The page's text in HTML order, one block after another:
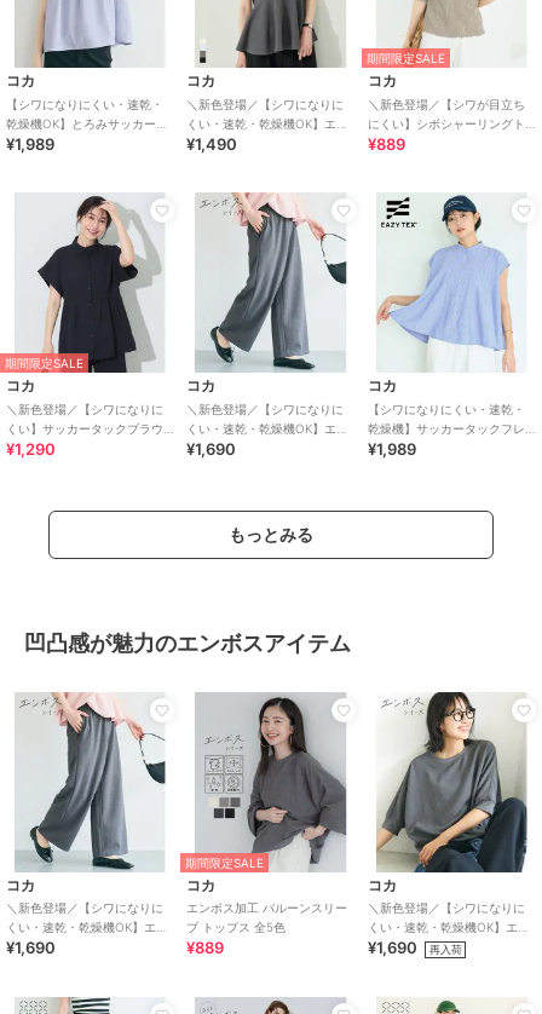
コカ
【シワになりにくい・速乾・
乾燥機OK】とろみサッカース
タンドカラーブラウス 全2色
¥1,989
コカ
＼新色登場／【シワになりに
くい・速乾・乾燥機OK】エン
ボス切り替えフレアトップス
¥1,490
期間限定SALE
コカ
＼新色登場／【シワが目立ち
にくい】シボシャーリングト
ップス 全5色
¥889
期間限定SALE
コカ
＼新色登場／【シワになりに
くい】サッカータックブラウ
ス 全4色
¥1,290
コカ
＼新色登場／【シワになりに
くい・速乾・乾燥機OK】エン
ボスワイドパンツ 全6色
¥1,690
コカ
【シワになりにくい・速乾・
乾燥機】サッカータックフレ
アブラウス 全2色
¥1,989
もっとみる
凹凸感が魅力のエンボスアイテム
コカ
＼新色登場／【シワになりに
くい・速乾・乾燥機OK】エン
ボスワイドパンツ 全6色
¥1,690
期間限定SALE
コカ
エンボス加工 バルーンスリー
ブ トップス 全5色
¥889
コカ
＼新色登場／【シワになりに
くい・速乾・乾燥機OK】エン
ボスドルマントップス 全5色
¥1,690 再入荷